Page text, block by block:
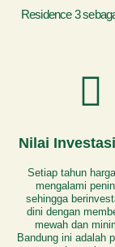
Residence 3
Nilai
Setiap tahun
mengalami
sehingga
dini dengan
mewah dan
Bandung ini adalah